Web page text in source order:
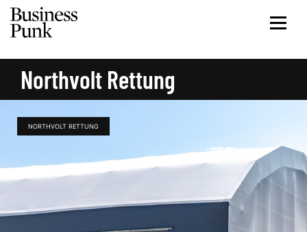
Northvolt Rettung
NORTHVOLT RETTUNG